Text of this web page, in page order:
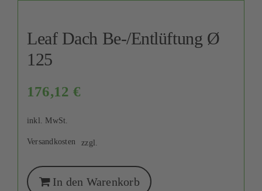
Leaf Dach Be-/Entlüftung Ø
125
176,12 €
inkl. MwSt.
zzgl.
Versandkosten
In den Warenkorb